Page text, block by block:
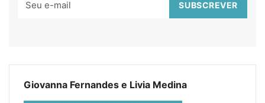
Giovanna Fernandes e Livia Medina